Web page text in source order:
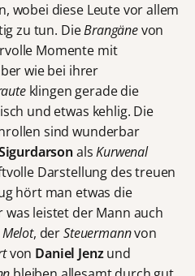
wobei diese Leute vor allem
zu tun. DieBrangänevon
Momente mit
wie bei ihrer
klingen gerade die
und etwas kehlig. Die
sind wunderbar
alsKurwenal
Darstellung des treuen
hört man etwas die
leistet der Mann auch
Melot, derSteuermannvon
von Daniel Jenzund